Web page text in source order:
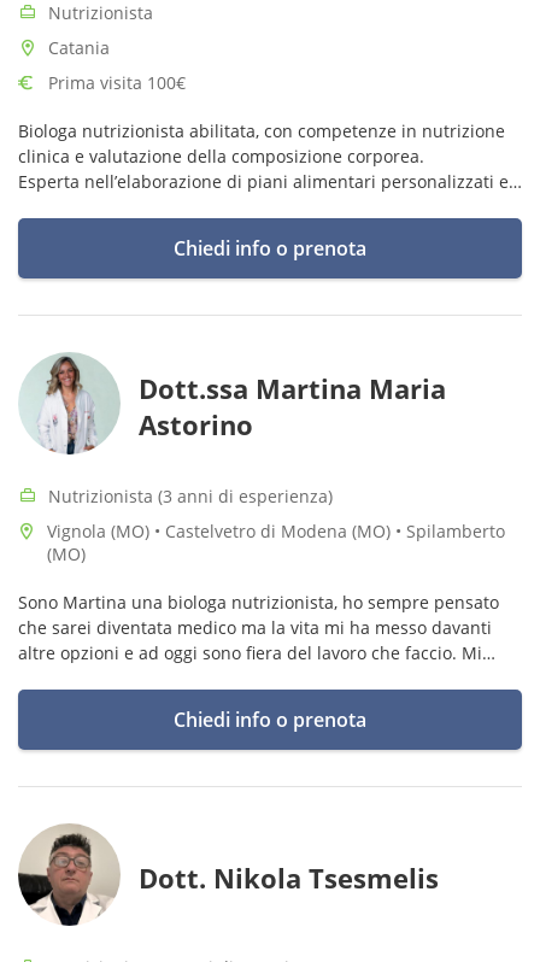
Nutrizionista
Catania
Prima visita 100€
Biologa nutrizionista abilitata, con competenze in nutrizione
clinica e valutazione della composizione corporea.
Esperta nell’elaborazione di piani alimentari personalizzati e
Chiedi info o prenota
Dott.ssa Martina Maria
Astorino
Nutrizionista (3 anni di esperienza)
Vignola (MO) • Castelvetro di Modena (MO) • Spilamberto
(MO)
Sono Martina una biologa nutrizionista, ho sempre pensato
che sarei diventata medico ma la vita mi ha messo davanti
altre opzioni e ad oggi sono fiera del lavoro che faccio. Mi
Chiedi info o prenota
Dott. Nikola Tsesmelis